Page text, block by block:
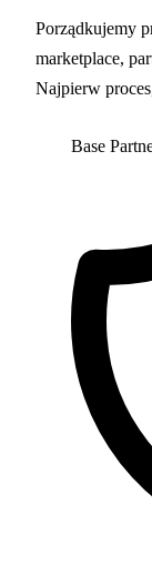
Porządkujemy
marketplace,
Najpierw
Base